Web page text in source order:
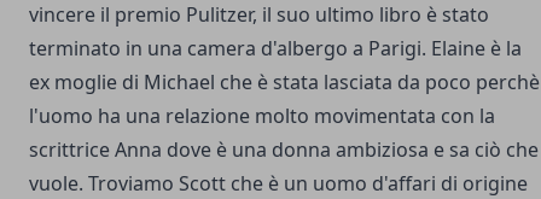
vincere il premio Pulitzer, il suo ultimo libro è stato
terminato in una camera d'albergo a Parigi. Elaine è la
ex moglie di Michael che è stata lasciata da poco perchè
l'uomo ha una relazione molto movimentata con la
scrittrice Anna dove è una donna ambiziosa e sa ciò che
vuole. Troviamo Scott che è un uomo d'affari di origine